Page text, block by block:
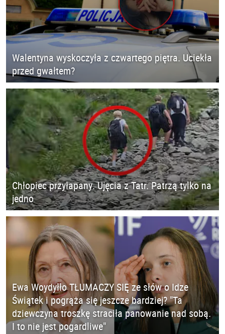
Walentyna wyskoczyła z czwartego piętra. Uciekła
przed gwałtem?
Chłopiec przyłapany. Ujęcia z Tatr. Patrzą tylko na
jedno
Ewa Woydyłło TŁUMACZY SIĘ ze słów o Idze
Świątek i pogrąża się jeszcze bardziej? "Ta
dziewczyna troszkę straciła panowanie nad sobą.
I to nie jest pogardliwe"